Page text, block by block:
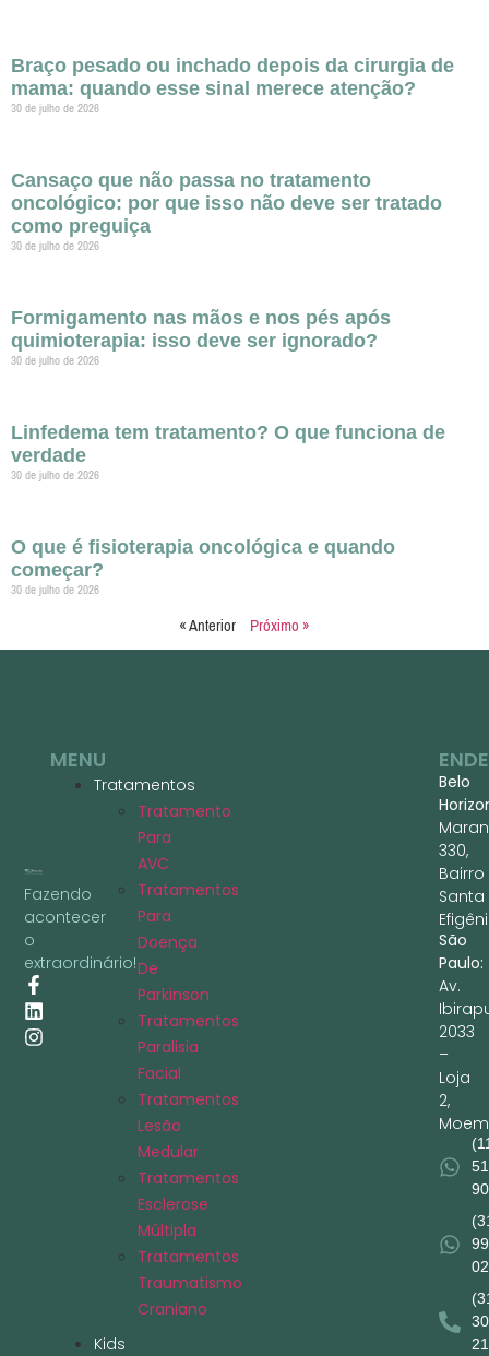
Braço pesado ou inchado depois da cirurgia de
mama: quando esse sinal merece atenção?
30 de julho de 2026
Cansaço que não passa no tratamento
oncológico: por que isso não deve ser tratado
como preguiça
30 de julho de 2026
Formigamento nas mãos e nos pés após
quimioterapia: isso deve ser ignorado?
30 de julho de 2026
Linfedema tem tratamento? O que funciona de
verdade
30 de julho de 2026
O que é fisioterapia oncológica e quando
começar?
30 de julho de 2026
« Anterior Próximo »
Fazendo
acontecer
o
extraordinário!
MENU
Tratamentos
Tratamento
Para
AVC
Tratamentos
Para
Doença
De
Parkinson
Tratamentos
Paralisia
Facial
Tratamentos
Lesão
Medular
Tratamentos
Esclerose
Múltipla
Tratamentos
Traumatismo
Craniano
Kids
Belo
330,
Bairro
Santa
São
Paulo:
Av.
2033
–
Loja
2,